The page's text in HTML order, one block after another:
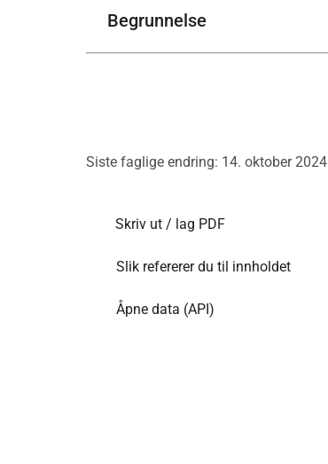
Begrunnelse
Siste faglige endring: 14. oktober 2024
Skriv ut / lag PDF
Slik refererer du til innholdet
Åpne data (API)